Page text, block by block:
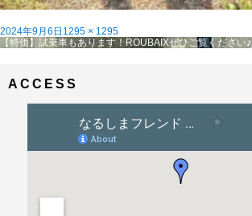
投
稿
2024年9月6日 フ
ル
1295 × 1295
投
ゲ
【特価】試乗車もあります！ROUBAIXぜひご覧ください♪
ACCESS